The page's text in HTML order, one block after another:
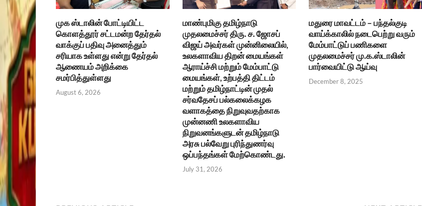
முக ஸ்டாலின் போட்டியிட்ட
கொளத்தூர் சட்டமன்ற தேர்தல்
வாக்குப் பதிவு அனைத்தும்
சரியாக உள்ளது என்று தேர்தல்
ஆணையம் அறிக்கை
சமர்பித்துள்ளது
August 6, 2026
மாண்புமிகு தமிழ்நாடு
முதலமைச்சர் திரு. ச. ஜோசப்
விஜய் அவர்கள் முன்னிலையில்,
உலகளாவிய திறன் மையங்கள்
ஆராய்ச்சி மற்றும் மேம்பாட்டு
மையங்கள், உற்பத்தி திட்டம்
மற்றும் தமிழ்நாட்டின் முதல்
சர்வதேசப் பல்கலைக்கழக
வளாகத்தை நிறுவுவதற்காக
முன்னணி உலகளாவிய
நிறுவனங்களுடன் தமிழ்நாடு
அரசு பல்வேறு புரிந்துணர்வு
ஒப்பந்தங்கள் மேற்கொண்டது.
July 31, 2026
மதுரை மாவட்டம் – பந்தல்குடி
வாய்க்காலில் நடைபெற்று வரும்
மேம்பாட்டுப் பணிகளை
முதலமைச்சர் மு.க.ஸ்டாலின்
பார்வையிட்டு ஆய்வு
December 8, 2025